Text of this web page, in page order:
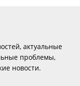
актуальные
проблемы,
новости.